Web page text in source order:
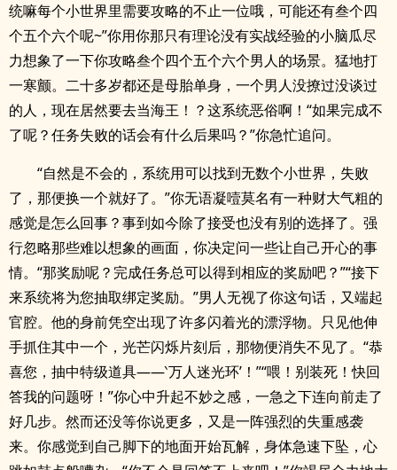
统嘛每个小世界里需要攻略的不止一位哦，可能还有叁个四
个五个六个呢~”你用你那只有理论没有实战经验的小脑瓜尽
力想象了一下你攻略叁个四个五个六个男人的场景。猛地打
一寒颤。二十多岁都还是母胎单身，一个男人没撩过没谈过
的人，现在居然要去当海王！？这系统恶俗啊！“如果完成不
了呢？任务失败的话会有什么后果吗？”你急忙追问。
“自然是不会的，系统用可以找到无数个小世界，失败
了，那便换一个就好了。”你无语凝噎莫名有一种财大气粗的
感觉是怎么回事？事到如今除了接受也没有别的选择了。强
行忽略那些难以想象的画面，你决定问一些让自己开心的事
情。“那奖励呢？完成任务总可以得到相应的奖励吧？”“接下
来系统将为您抽取绑定奖励。”男人无视了你这句话，又端起
官腔。他的身前凭空出现了许多闪着光的漂浮物。只见他伸
手抓住其中一个，光芒闪烁片刻后，那物便消失不见了。“恭
喜您，抽中特级道具——‵万人迷光环’！”“喂！别装死！快回
答我的问题呀！”你心中升起不妙之感，一急之下连向前走了
好几步。然而还没等你说更多，又是一阵强烈的失重感袭
来。你感觉到自己脚下的地面开始瓦解，身体急速下坠，心